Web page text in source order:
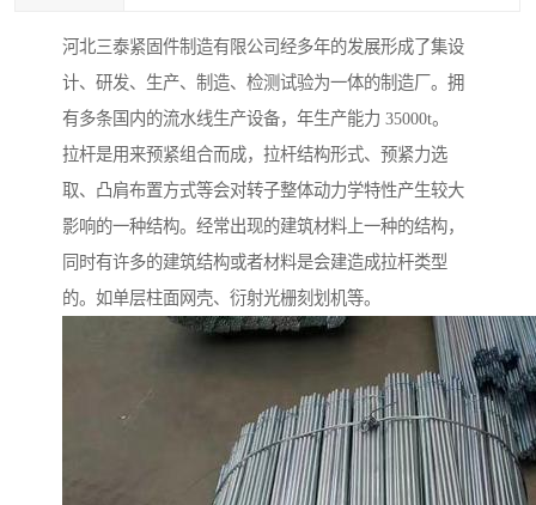
河北三泰紧固件制造有限公司经多年的发展形成了集设
计、研发、生产、制造、检测试验为一体的制造厂。拥
有多条国内的流水线生产设备，年生产能力 35000t。
拉杆是用来预紧组合而成，拉杆结构形式、预紧力选
取、凸肩布置方式等会对转子整体动力学特性产生较大
影响的一种结构。经常出现的建筑材料上一种的结构，
同时有许多的建筑结构或者材料是会建造成拉杆类型
的。如单层柱面网壳、衍射光栅刻划机等。